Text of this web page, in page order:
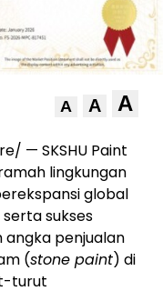
A A A
— SKSHU Paint
lingkungan
global
sukses
penjualan
(stone paint) di
turut